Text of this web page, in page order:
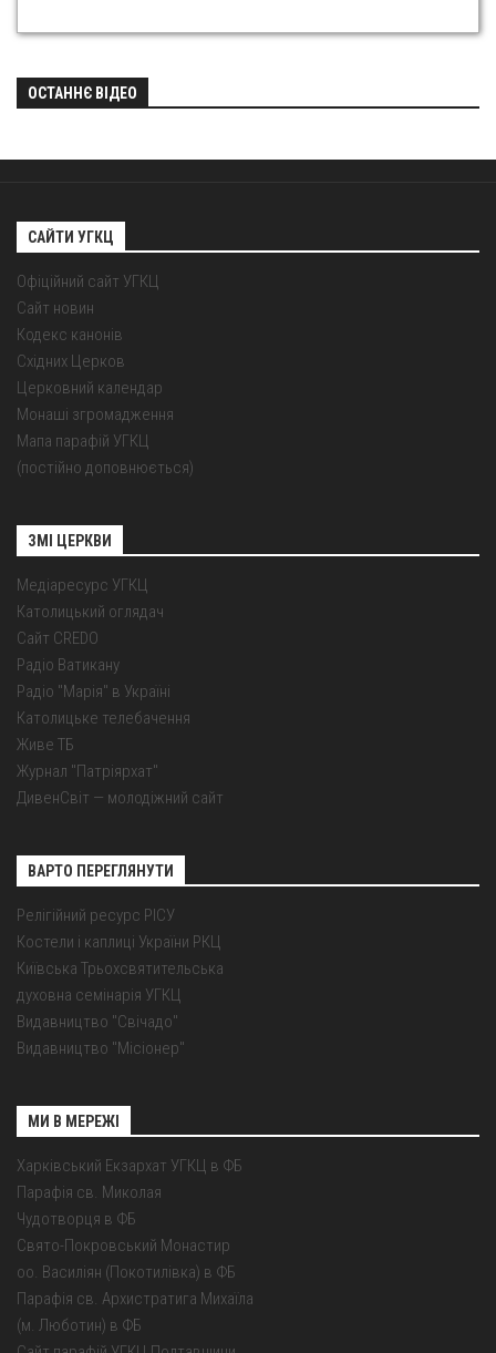
ОСТАННЄ ВІДЕО
САЙТИ УГКЦ
Офіційний сайт УГКЦ
Сайт новин
Кодекс канонів
Східних Церков
Церковний календар
Монаші згромадження
Мапа парафій УГКЦ
(постійно доповнюється)
ЗМІ ЦЕРКВИ
Медіаресурс УГКЦ
Католицький оглядач
Сайт CREDO
Радіо Ватикану
Радіо "Марія" в Україні
Католицьке телебачення
Живе ТБ
Журнал "Патріярхат"
ДивенСвіт — молодіжний сайт
ВАРТО ПЕРЕГЛЯНУТИ
Релігійний ресурс РІСУ
Костели і каплиці України РКЦ
Київська Трьохсвятительська
духовна семінарія УГКЦ
Видавництво "Свічадо"
Видавництво "Місіонер"
МИ В МЕРЕЖІ
Харківський Екзархат УГКЦ в ФБ
Парафія св. Миколая
Чудотворця в ФБ
Свято-Покровський Монастир
оо. Василіян (Покотилівка) в ФБ
Парафія св. Архистратига Михаїла
(м. Люботин) в ФБ